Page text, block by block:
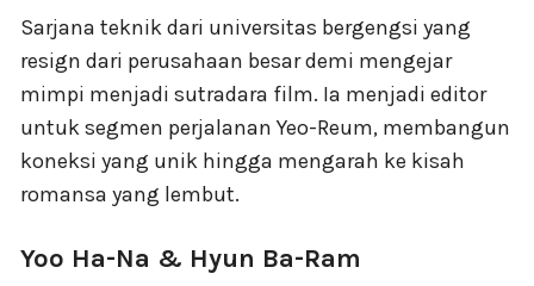
Sarjana teknik dari universitas bergengsi yang
resign dari perusahaan besar demi mengejar
mimpi menjadi sutradara film. Ia menjadi editor
untuk segmen perjalanan Yeo-Reum, membangun
koneksi yang unik hingga mengarah ke kisah
romansa yang lembut.
Yoo Ha-Na & Hyun Ba-Ram